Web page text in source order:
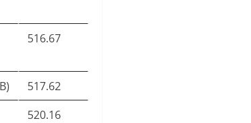
516.67
517.62
520.16